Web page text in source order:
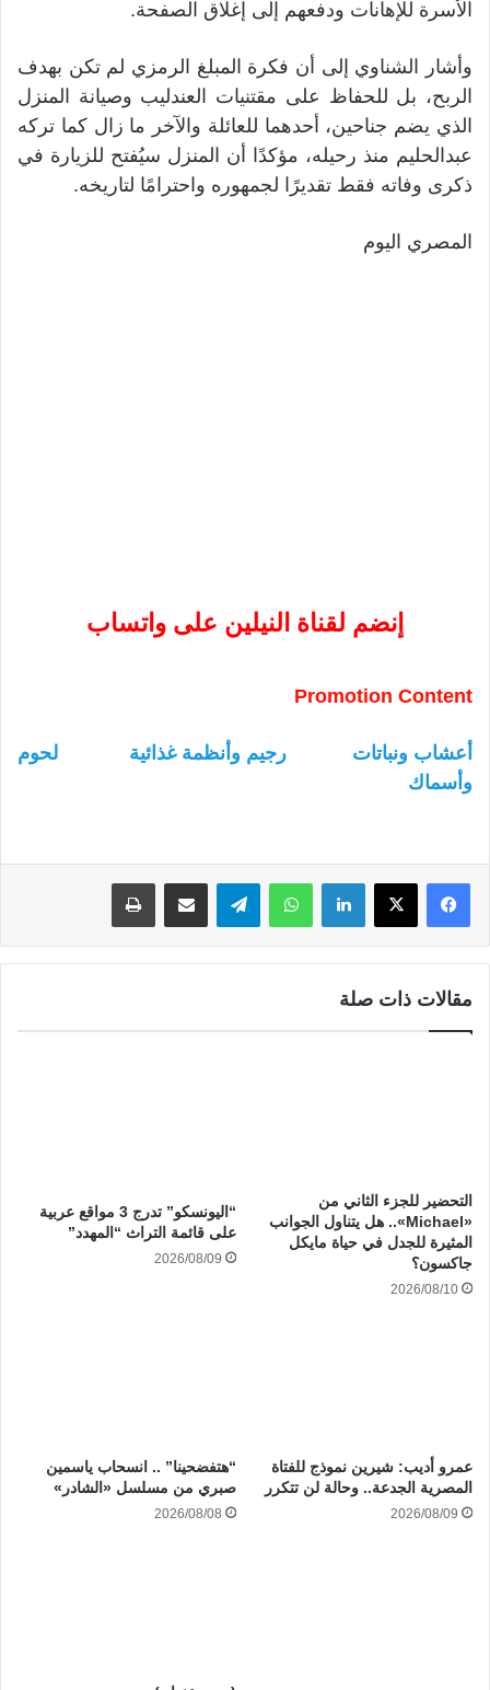
الأسرة للإهانات ودفعهم إلى إغلاق الصفحة.
وأشار الشناوي إلى أن فكرة المبلغ الرمزي لم تكن بهدف
الربح، بل للحفاظ على مقتنيات العندليب وصيانة المنزل
الذي يضم جناحين، أحدهما للعائلة والآخر ما زال كما تركه
عبدالحليم منذ رحيله، مؤكدًا أن المنزل سيُفتح للزيارة في
ذكرى وفاته فقط تقديرًا لجمهوره واحترامًا لتاريخه.
المصري اليوم
إنضم لقناة النيلين على واتساب
Promotion Content
أعشاب ونباتات رجيم وأنظمة غذائية
لحوم
وأسماك
لينكدإن واتساب
مقالات ذات صلة
التحضير للجزء الثاني من
«Michael».. هل يتناول الجوانب
المثيرة للجدل في حياة مايكل
جاكسون؟
2026/08/10
“اليونسكو” تدرج 3 مواقع عربية
على قائمة التراث “المهدد”
2026/08/09
عمرو أديب: شيرين نموذج للفتاة
المصرية الجدعة.. وحالة لن تتكرر
2026/08/09
“هتفضحينا” .. انسحاب ياسمين
صبري من مسلسل «الشادر»
2026/08/08